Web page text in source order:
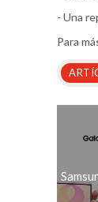
- Una
Para